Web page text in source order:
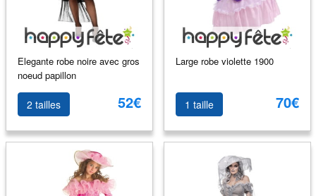
Elegante robe noire avec gros
noeud papillon
2 tailles 52€
Large robe violette 1900
1 taille 70€